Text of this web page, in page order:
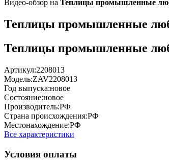
Видео-обзор на Теплицы промышленные
Теплицы промышленные
Теплицы промышленные
Артикул:2208013
Модель:ZAV2208013
Год выпуска:новое
Состояние:новое
Производитель:РФ
Страна происхождения:РФ
Местонахождение:РФ
Все характеристики
Условия оплаты